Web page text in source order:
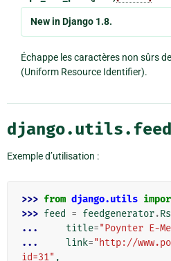
New in Django 1.8.
Échappe les caractères non sûrs
(Uniform Resource Identifier).
Exemple d’utilisation :
>>> from django.utils
>>> feed = feedgenerator.
...
title="Poynter E-
...
link="http://
id=31" ,